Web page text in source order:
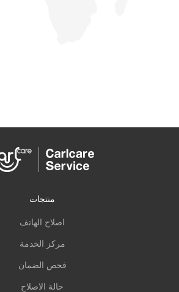
منتجات
اصلاح الهاتف
مركز الخدمة
فحص الضمان
حالة الاصلاح